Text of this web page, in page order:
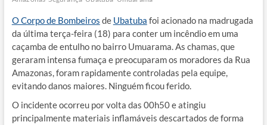
O Corpo de Bombeiros de Ubatuba foi acionado na madrugada
da última terça-feira (18) para conter um incêndio em uma
caçamba de entulho no bairro Umuarama. As chamas, que
geraram intensa fumaça e preocuparam os moradores da Rua
Amazonas, foram rapidamente controladas pela equipe,
evitando danos maiores. Ninguém ficou ferido.
O incidente ocorreu por volta das 00h50 e atingiu
principalmente materiais inflamáveis descartados de forma